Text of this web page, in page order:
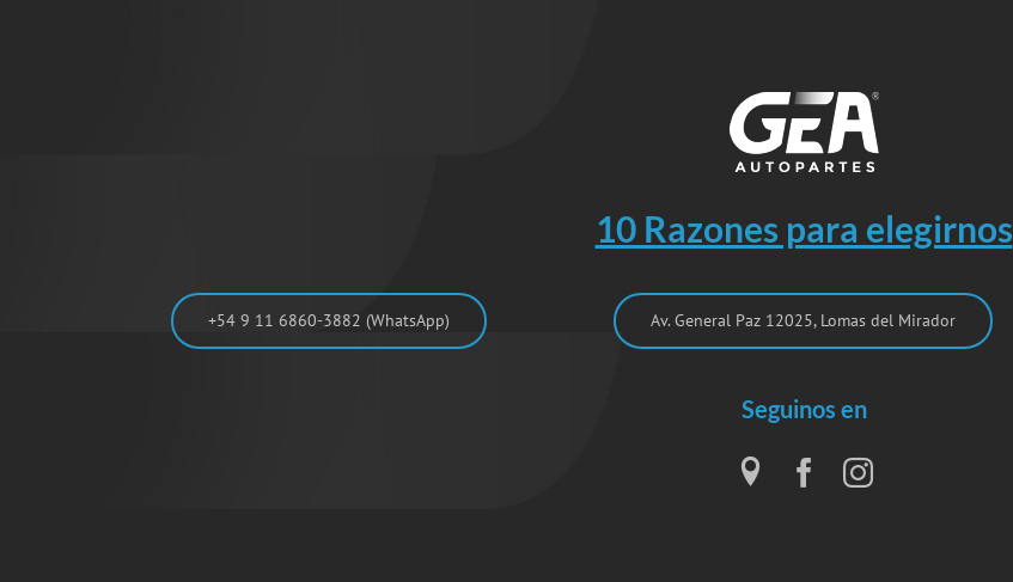
10 Razones para elegirnos
+54 9 11 6860-3882 (WhatsApp) Av. General Paz 12025, Lomas del Mirador
Seguinos en